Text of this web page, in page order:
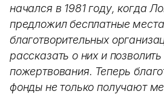
начался в 1981 году, когда
предложил бесплатные
благотворительных
рассказать о них и
пожертвования. Теперь
фонды не только получают